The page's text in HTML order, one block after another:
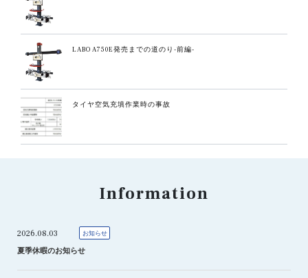
LABO A750E発売までの道のり-前編-
タイヤ空気充填作業時の事故
Information
2026.08.03 お知らせ
夏季休暇のお知らせ